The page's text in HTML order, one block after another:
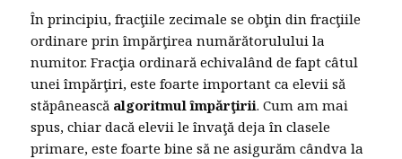
În principiu, fracţiile zecimale se obţin din fracţiile
ordinare prin împărţirea numărătorulului la
numitor. Fracţia ordinară echivalând de fapt câtul
unei împărţiri, este foarte important ca elevii să
stăpânească algoritmul împărţirii. Cum am mai
spus, chiar dacă elevii le învaţă deja în clasele
primare, este foarte bine să ne asigurăm cândva la